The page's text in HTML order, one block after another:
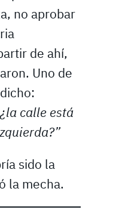
no aprobar
de ahí,
Uno de
calle está
sido la
la mecha.